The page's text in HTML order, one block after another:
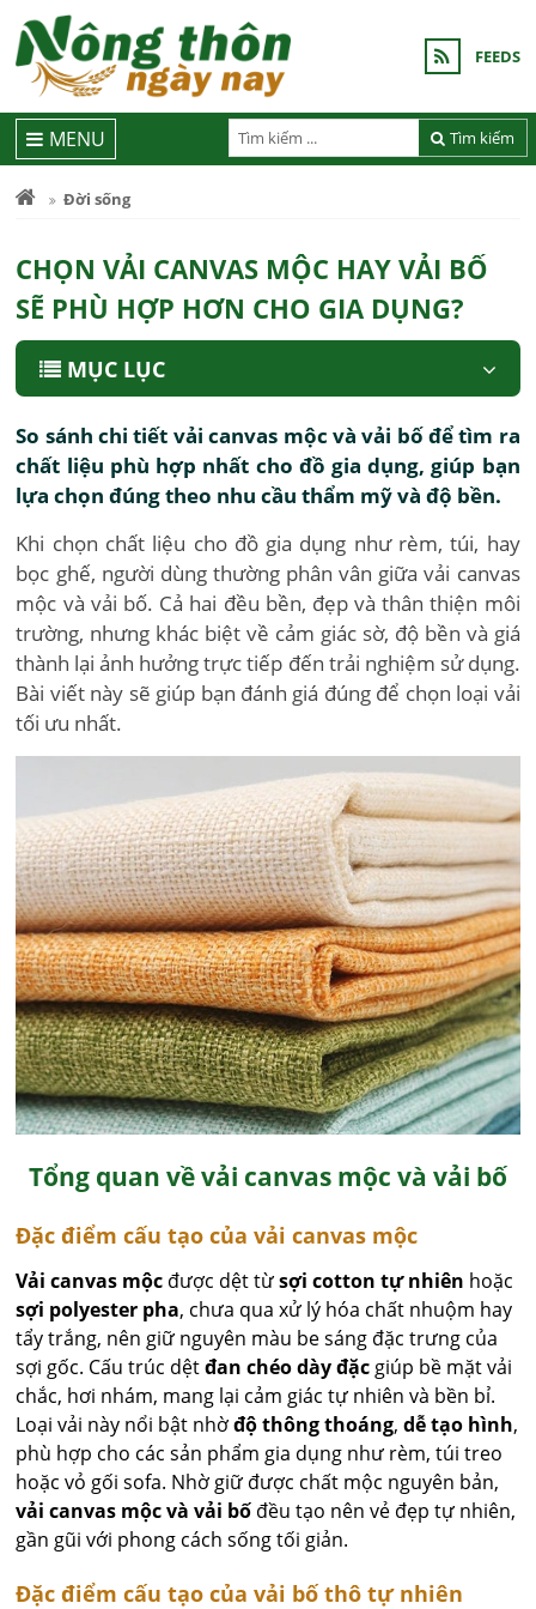
FEEDS
Tìm kiếm
MENU
Đời sống
CHỌN VẢI CANVAS MỘC HAY VẢI BỐ
SẼ PHÙ HỢP HƠN CHO GIA DỤNG?
MỤC LỤC
So sánh chi tiết vải canvas mộc và vải bố để tìm ra
chất liệu phù hợp nhất cho đồ gia dụng, giúp bạn
lựa chọn đúng theo nhu cầu thẩm mỹ và độ bền.
Khi chọn chất liệu cho đồ gia dụng như rèm, túi, hay
bọc ghế, người dùng thường phân vân giữa vải canvas
mộc và vải bố. Cả hai đều bền, đẹp và thân thiện môi
trường, nhưng khác biệt về cảm giác sờ, độ bền và giá
thành lại ảnh hưởng trực tiếp đến trải nghiệm sử dụng.
Bài viết này sẽ giúp bạn đánh giá đúng để chọn loại vải
tối ưu nhất.
Tổng quan về vải canvas mộc và vải bố
Đặc điểm cấu tạo của vải canvas mộc
Vải canvas mộc được dệt từsợi cotton tự nhiên hoặc
sợi polyester pha, chưa qua xử lý hóa chất nhuộm hay
tẩy trắng, nên giữ nguyên màu be sáng đặc trưng của
sợi gốc. Cấu trúc dệtđan chéo dày đặc giúp bề mặt vải
chắc, hơi nhám, mang lại cảm giác tự nhiên và bền bỉ.
Loại vải này nổi bật nhờđộ thông thoáng,dễ tạo hình,
phù hợp cho các sản phẩm gia dụng như rèm, túi treo
hoặc vỏ gối sofa. Nhờ giữ được chất mộc nguyên bản,
vải canvas mộc và vải bố đều tạo nên vẻ đẹp tự nhiên,
gần gũi với phong cách sống tối giản.
Đặc điểm cấu tạo của vải bố thô tự nhiên